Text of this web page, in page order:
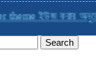
ইউজ করার অনুরোধ